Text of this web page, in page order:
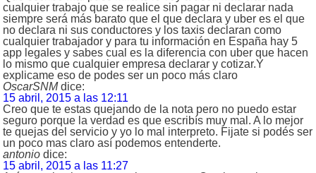
cualquier trabajo que se realice sin pagar ni declarar nada
siempre será más barato que el que declara y uber es el que
no declara ni sus conductores y los taxis declaran como
cualquier trabajador y para tu información en España hay 5
app legales y sabes cual es la diferencia con uber que hacen
lo mismo que cualquier empresa declarar y cotizar.Y
explicame eso de podes ser un poco más claro
OscarSNM dice:
15 abril, 2015 a las 12:11
Creo que te estas quejando de la nota pero no puedo estar
seguro porque la verdad es que escribís muy mal. A lo mejor
te quejas del servicio y yo lo mal interpreto. Fijate si podés ser
un poco mas claro así podemos entenderte.
antonio dice:
15 abril, 2015 a las 11:27